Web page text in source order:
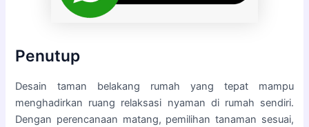
Penutup
Desain taman belakang rumah yang tepat mampu
menghadirkan ruang relaksasi nyaman di rumah sendiri.
Dengan perencanaan matang, pemilihan tanaman sesuai,